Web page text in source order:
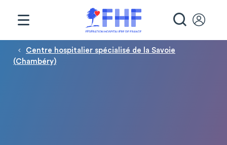
Fil d'Ariane
Centre hospitalier spécialisé de la Savoie
(Chambéry)
Panneau de gestion des cookies